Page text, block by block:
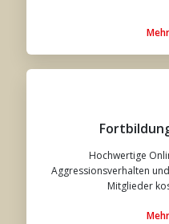
Hochwertige
Aggressionsverhalten
Mitglieder